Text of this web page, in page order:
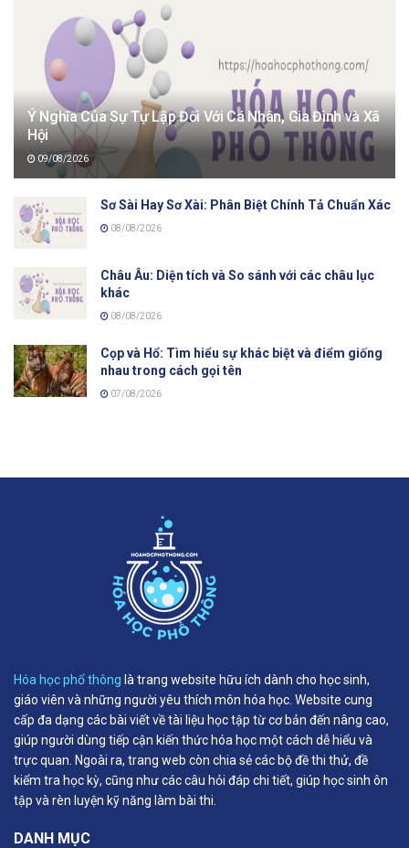
Ý Nghĩa Của Sự Tự Lập Đối Với Cá Nhân, Gia Đình và Xã
Hội
09/08/2026
Sơ Sài Hay Sơ Xài: Phân Biệt Chính Tả Chuẩn Xác
08/08/2026
Châu Âu: Diện tích và So sánh với các châu lục
khác
08/08/2026
Cọp và Hổ: Tìm hiểu sự khác biệt và điểm giống
nhau trong cách gọi tên
07/08/2026
Hóa học phổ thông là trang website hữu ích dành cho học sinh,
giáo viên và những người yêu thích môn hóa học. Website cung
cấp đa dạng các bài viết về tài liệu học tập từ cơ bản đến nâng cao,
giúp người dùng tiếp cận kiến thức hóa học một cách dễ hiểu và
trực quan. Ngoài ra, trang web còn chia sẻ các bộ đề thi thử, đề
kiểm tra học kỳ, cũng như các câu hỏi đáp chi tiết, giúp học sinh ôn
tập và rèn luyện kỹ năng làm bài thi.
DANH MỤC